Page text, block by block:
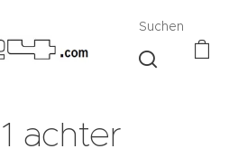
Suchen
achter